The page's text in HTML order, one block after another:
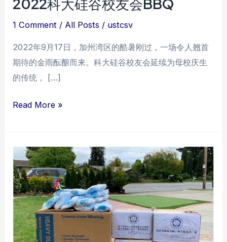
1 Comment / All Posts / ustcsv
2022年9月17日，加州湾区的酷暑刚过，一场令人翘首
期待的金雨酝酿而来。科大硅谷校友会延续为母校庆生
的传统， […]
2022
硅
谷
校
友
会
BBQ
Read More »